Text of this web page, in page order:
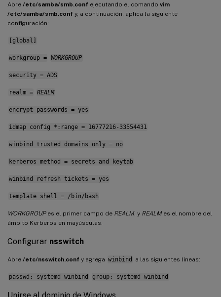
Abre /etc/samba/smb.conf ejecutando el comando vim
/etc/samba/smb.conf y, a continuación, aplica la siguiente
configuración:
[global]
workgroup = WORKGROUP
security = ADS
realm = REALM
encrypt passwords = yes
idmap config *:range = 16777216-33554431
winbind trusted domains only = no
kerberos method = secrets and keytab
winbind refresh tickets = yes
template shell = /bin/bash
WORKGROUPes el primer campo de REALM, y REALMes el nombre del
ámbito Kerberos en mayúsculas.
Configurar nsswitch
Abre /etc/nsswitch.conf y agrega winbind a las siguientes líneas:
passwd: systemd winbind group: systemd winbind
Unirse al dominio de Windows